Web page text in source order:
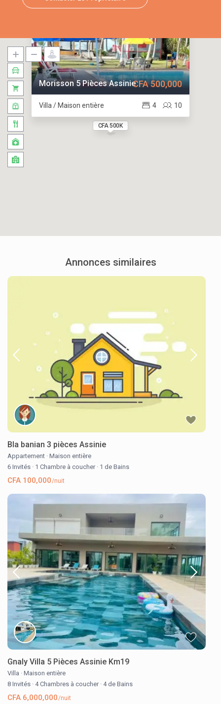
CFA 500K
Morisson 5 Pièces Assinie
Villa / Maison entière 10
4
CFA 500,000
Annonces similaires
Bla banian 3 pièces Assinie
Appartement · Maison entière
6 Invités · 1 Chambre à coucher · 1 de Bains
CFA 100,000/nuit
Gnaly Villa 5 Pièces Assinie Km19
Villa · Maison entière
8 Invités · 4 Chambres à coucher · 4 de Bains
CFA 6,000,000/nuit